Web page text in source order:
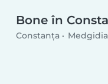
Bone în
Constanța Medgidia